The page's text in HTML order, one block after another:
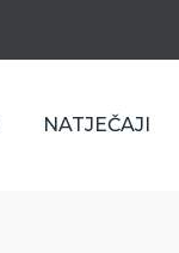
NATJEČAJI